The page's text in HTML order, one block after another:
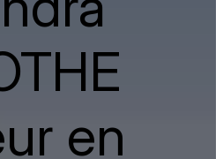
en